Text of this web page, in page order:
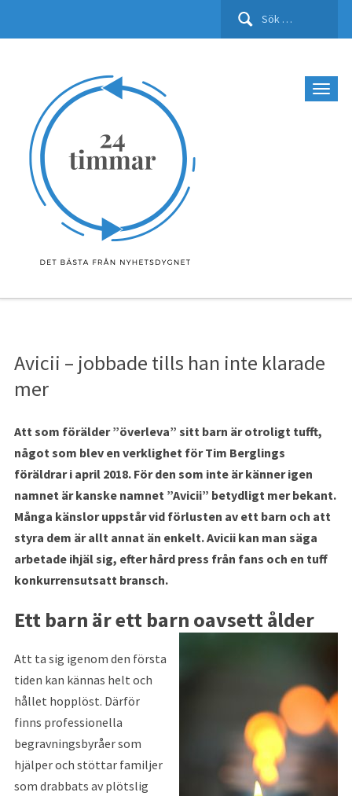
Sök
Avicii – jobbade tills han inte klarade
mer
Att som förälder ”överleva” sitt barn är otroligt tufft,
något som blev en verklighet för Tim Berglings
föräldrar i april 2018. För den som inte är känner igen
namnet är kanske namnet ”Avicii” betydligt mer bekant.
Många känslor uppstår vid förlusten av ett barn och att
styra dem är allt annat än enkelt. Avicii kan man säga
arbetade ihjäl sig, efter hård press från fans och en tuff
konkurrensutsatt bransch.
Ett barn är ett barn oavsett ålder
Att ta sig igenom den första
tiden kan kännas helt och
hållet hopplöst. Därför
finns professionella
begravningsbyråer som
hjälper och stöttar familjer
som drabbats av plötslig